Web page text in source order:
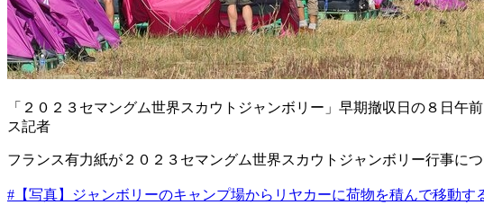
「２０２３セマングム世界スカウトジャンボリー」早期撤収日の８日
ス記者
フランス有力紙が２０２３セマングム世界スカウトジャンボリー行事に
#【写真】ジャンボリーのキャンプ場からリヤカーに荷物を積んで移動す